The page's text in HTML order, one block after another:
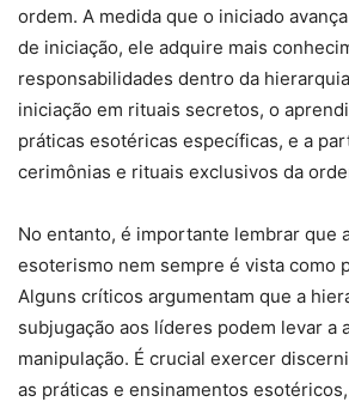
ordem. A medida que o iniciado
de iniciação, ele adquire mais
responsabilidades dentro da
iniciação em rituais secretos, o
práticas esotéricas específicas, e a
cerimônias e rituais exclusivos da
No entanto, é importante lembrar que
esoterismo nem sempre é vista como
Alguns críticos argumentam que a
subjugação aos líderes podem levar a
manipulação. É crucial exercer
as práticas e ensinamentos